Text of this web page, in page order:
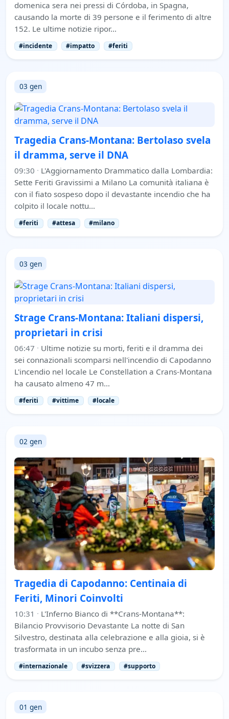
domenica sera nei pressi di Córdoba, in Spagna,
causando la morte di 39 persone e il ferimento di altre
152. Le ultime notizie ripor…
#incidente #impatto #feriti
03 gen
Tragedia Crans-Montana: Bertolaso svela
il dramma, serve il DNA
09:30 · L'Aggiornamento Drammatico dalla Lombardia:
Sette Feriti Gravissimi a Milano La comunità italiana è
con il fiato sospeso dopo il devastante incendio che ha
colpito il locale nottu…
#feriti #attesa #milano
03 gen
Strage Crans-Montana: Italiani dispersi,
proprietari in crisi
06:47 · Ultime notizie su morti, feriti e il dramma dei
sei connazionali scomparsi nell'incendio di Capodanno
L'incendio nel locale Le Constellation a Crans-Montana
ha causato almeno 47 m…
#feriti #vittime #locale
02 gen
Tragedia di Capodanno: Centinaia di
Feriti, Minori Coinvolti
10:31 · L'Inferno Bianco di **Crans-Montana**:
Bilancio Provvisorio Devastante La notte di San
Silvestro, destinata alla celebrazione e alla gioia, si è
trasformata in un incubo senza pre…
#internazionale #svizzera #supporto
01 gen